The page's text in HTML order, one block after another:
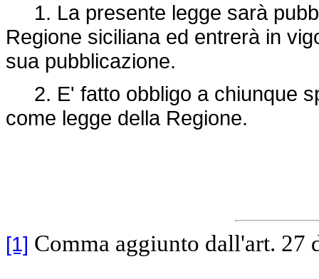
1. La presente legge sarà
Regione siciliana ed entrerà in
sua pubblicazione.
2. E' fatto obbligo a chiunque
come legge della Regione.
[1] Comma aggiunto dall'art. 27